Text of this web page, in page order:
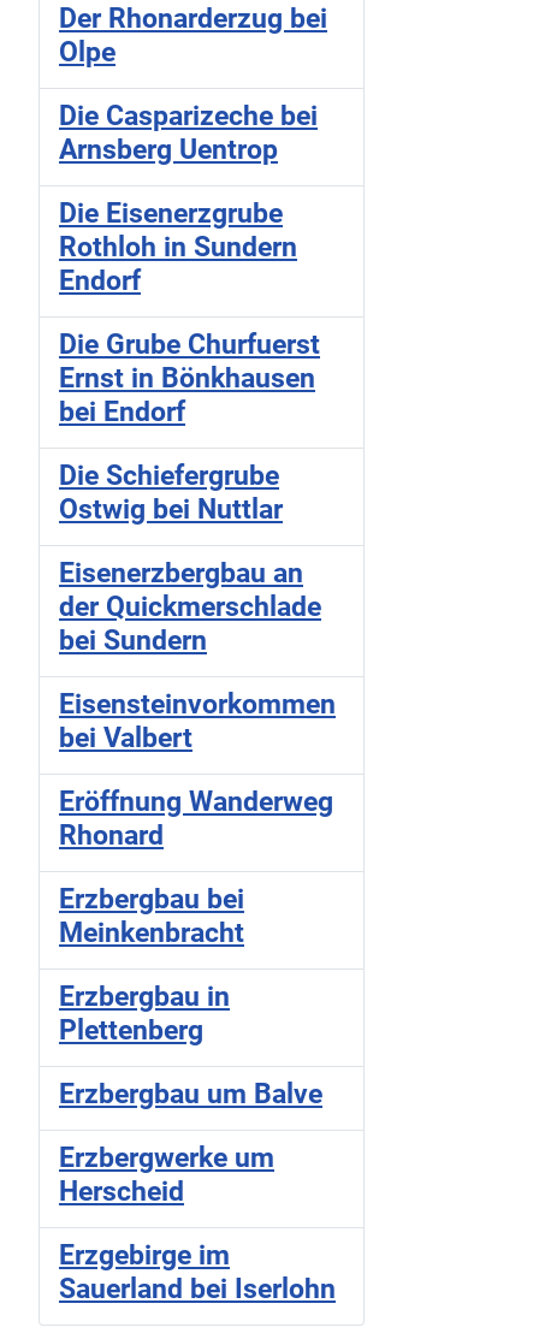
Der Rhonarderzug bei
Olpe
Die Casparizeche bei
Arnsberg Uentrop
Die Eisenerzgrube
Rothloh in Sundern
Endorf
Die Grube Churfuerst
Ernst in Bönkhausen
bei Endorf
Die Schiefergrube
Ostwig bei Nuttlar
Eisenerzbergbau an
der Quickmerschlade
bei Sundern
Eisensteinvorkommen
bei Valbert
Eröffnung Wanderweg
Rhonard
Erzbergbau bei
Meinkenbracht
Erzbergbau in
Plettenberg
Erzbergbau um Balve
Erzbergwerke um
Herscheid
Erzgebirge im
Sauerland bei Iserlohn